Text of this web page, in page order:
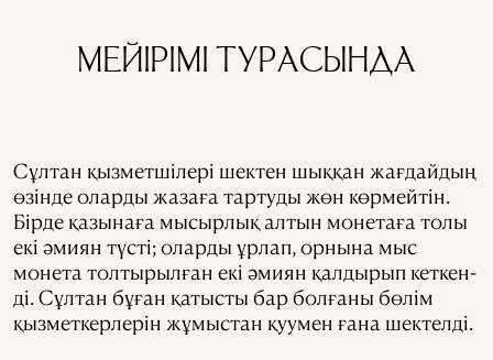
МЕЙІРІМІ ТУРАСЫНДА
Сұлтан қызметшілері шектен шыққан жағдайдың
өзінде оларды жазаға тартуды жөн көрмейтін.
Бірде қазынаға мысырлық алтын монетаға толы
екі әмиян түсті; оларды ұрлап, орнына мыс
монета толтырылған екі әмиян қалдырып кеткен-
ді. Сұлтан бұған қатысты бар болғаны бөлім
қызметкерлерін жұмыстан қуумен ғана шектелді.